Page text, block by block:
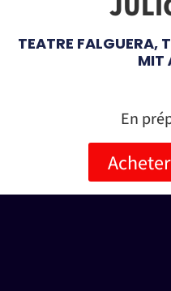
TEATRE FALGUERA,
MIT
En